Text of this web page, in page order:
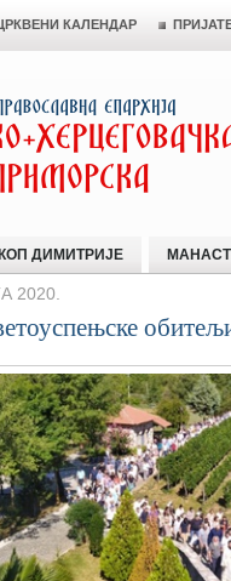
КАЛЕНДАР
ДИМИТРИЈЕ
2020.